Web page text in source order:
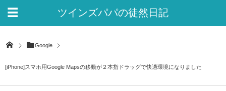
ツインズパパの徒然日記
Google
[iPhone]スマホ用Google Mapsの移動が２本指ドラッグで快適環境になりました